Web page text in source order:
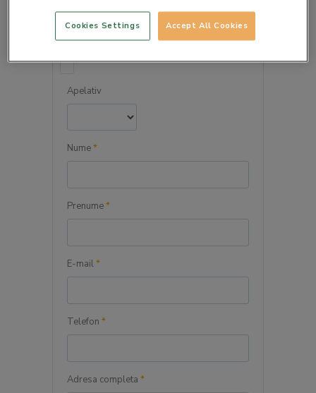
DETALIILE PERSONALE
Apelativ
Nume*
Prenume*
E-mail*
Telefon *
Adresa completa *
Accept All Cookies
Cookies Settings